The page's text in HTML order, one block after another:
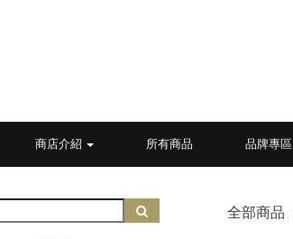
商店介紹 所有商品 品牌專區
全部商品